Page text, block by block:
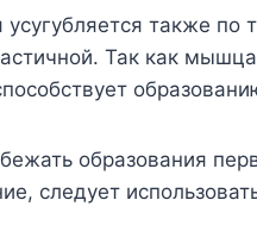
усугубляется также
Так как
образования
следует